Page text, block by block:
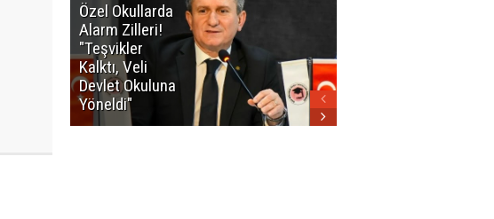
Özel Okullarda
Alarm Zilleri!
"Teşvikler
Kalktı, Veli
Devlet Okuluna
Yöneldi"